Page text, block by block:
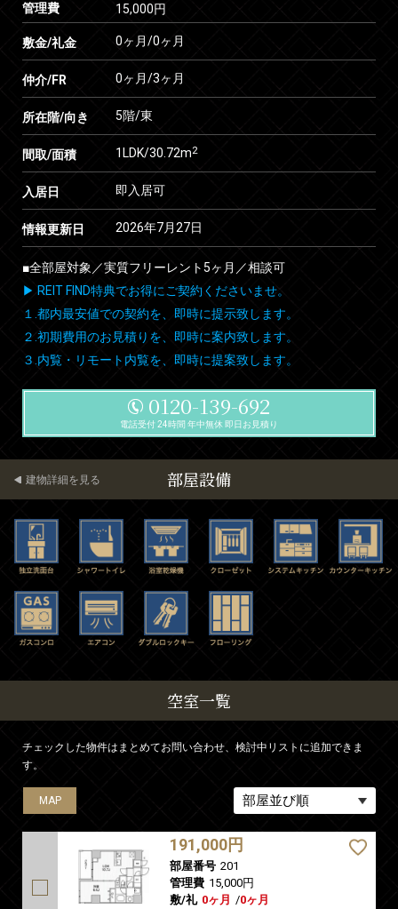
管理費 15,000円
敷金/礼金 0ヶ月/0ヶ月
仲介/FR 0ヶ月/3ヶ月
所在階/向き 5階/東
間取/面積 1LDK/30.72m2
入居日 即入居可
情報更新日 2026年7月27日
■全部屋対象／実質フリーレント5ヶ月／相談可
▶ REIT FIND特典でお得にご契約くださいませ。
１.都内最安値での契約を、即時に提示致します。
２.初期費用のお見積りを、即時に案内致します。
３.内覧・リモート内覧を、即時に提案致します。
0120-139-692
電話受付 24時間 年中無休 即日お見積り
部屋設備
建物詳細を見る
空室一覧
チェックした物件はまとめてお問い合わせ、検討中リストに追加できま
す。
MAP
191,000円
部屋番号 201
管理費 15,000円
敷/礼 0ヶ月 /0ヶ月
MAP
MAP
MAP
MAP
MAP
MAP
MAP
MAP
MAP
MAP
MAP
MAP
MAP
MAP
MAP
MAP
MAP